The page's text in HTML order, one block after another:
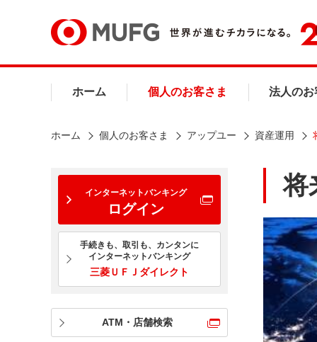
ホーム 個人のお客さま 法人のお
ホーム 個人のお客さま アップユー 資産運用
インターネットバンキング
ログイン
手続きも、取引も、カンタンに
インターネットバンキング
三菱ＵＦＪダイレクト
ATM・店舗検索
将